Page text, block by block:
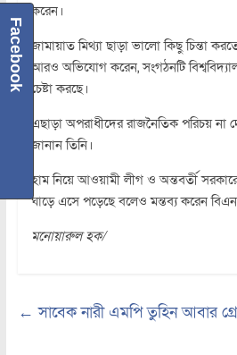
করেন।
জামায়াত মিথ্যা ছাড়া ভালো কিছু চিন্তা
আরও অভিযোগ করেন, সংগঠনটি
চেষ্টা করছে।
এছাড়া অপরাধীদের রাজনৈতিক পরিচয় না
জানান তিনি।
হাম নিয়ে আওয়ামী লীগ ও অন্তবর্তী
ঘাড়ে এসে পড়েছে বলেও মন্তব্য করেন
মনোয়ারুল হক/
← সাবেক নারী এমপি তুহিন আবার
Facebook